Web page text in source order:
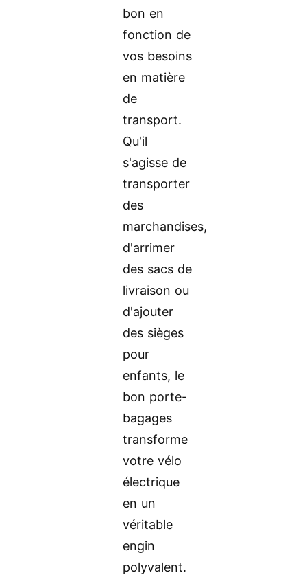
bon en
fonction de
vos besoins
en matière
de
transport.
Qu'il
s'agisse de
transporter
des
marchandises,
d'arrimer
des sacs de
livraison ou
d'ajouter
des sièges
pour
enfants, le
bon porte-
bagages
transforme
votre vélo
électrique
en un
véritable
engin
polyvalent.